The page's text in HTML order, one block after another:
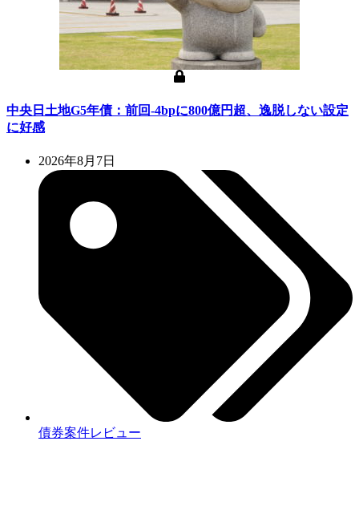
中央日土地G5年債：前回-4bpに800億円超、逸脱しない設定
に好感
2026年8月7日
債券案件レビュー